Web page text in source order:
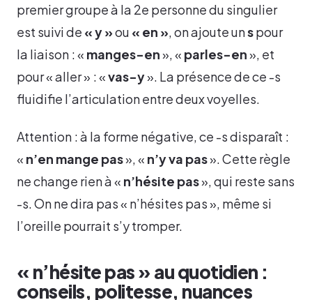
premier groupe à la 2e personne du singulier
est suivi de « y »ou « en », on ajoute unspour
la liaison : « manges-en», « parles-en», et
pour « aller » : «vas-y». La présence de ce -s
fluidifie l’articulation entre deux voyelles.
Attention : à la forme négative, ce -s disparaît :
« n’en mange pas», « n’y va pas». Cette règle
ne change rien à « n’hésite pas», qui reste sans
-s. On ne dira pas « n’hésites pas », même si
l’oreille pourrait s’y tromper.
« n’hésite pas » au quotidien :
conseils, politesse, nuances